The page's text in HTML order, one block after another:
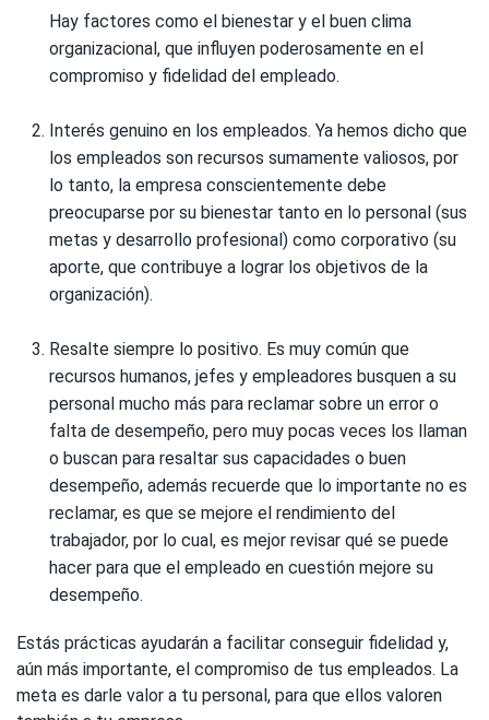
Hay factores como el bienestar y el buen clima
organizacional, que influyen poderosamente en el
compromiso y fidelidad del empleado.
Interés genuino en los empleados. Ya hemos dicho que
los empleados son recursos sumamente valiosos, por
lo tanto, la empresa conscientemente debe
preocuparse por su bienestar tanto en lo personal (sus
metas y desarrollo profesional) como corporativo (su
aporte, que contribuye a lograr los objetivos de la
organización).
Resalte siempre lo positivo. Es muy común que
recursos humanos, jefes y empleadores busquen a su
personal mucho más para reclamar sobre un error o
falta de desempeño, pero muy pocas veces los llaman
o buscan para resaltar sus capacidades o buen
desempeño, además recuerde que lo importante no es
reclamar, es que se mejore el rendimiento del
trabajador, por lo cual, es mejor revisar qué se puede
hacer para que el empleado en cuestión mejore su
desempeño.
Estás prácticas ayudarán a facilitar conseguir fidelidad y,
aún más importante, el compromiso de tus empleados. La
meta es darle valor a tu personal, para que ellos valoren